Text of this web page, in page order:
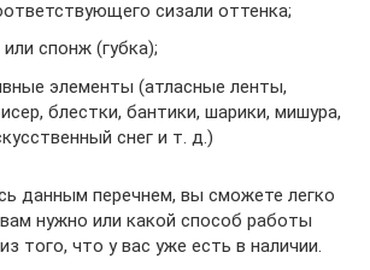
сизали оттенка;
спонж (губка);
элементы (атласные ленты,
блестки, бантики, шарики, мишура,
снег и т. д.)
данным перечнем, вы сможете легко
нужно или какой способ работы
того, что у вас уже есть в наличии.